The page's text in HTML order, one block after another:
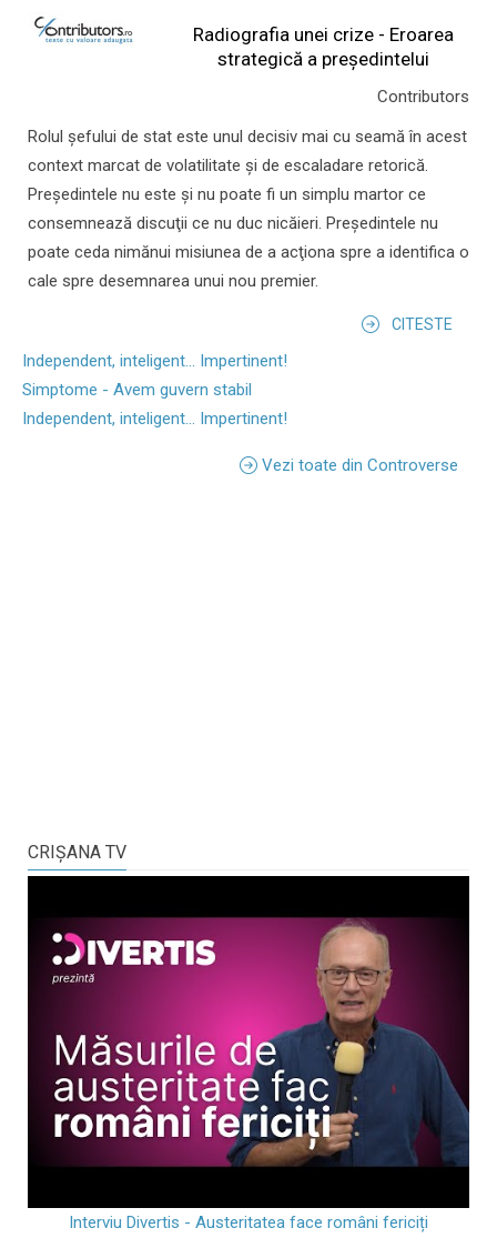
Radiografia unei crize - Eroarea
strategică a președintelui
Contributors
Rolul şefului de stat este unul decisiv mai cu seamă în acest
context marcat de volatilitate şi de escaladare retorică.
Preşedintele nu este şi nu poate fi un simplu martor ce
consemnează discuţii ce nu duc nicăieri. Preşedintele nu
poate ceda nimănui misiunea de a acţiona spre a identifica o
cale spre desemnarea unui nou premier.
CITESTE
Independent, inteligent... Impertinent!
Simptome - Avem guvern stabil
Independent, inteligent... Impertinent!
Vezi toate din Controverse
CRIŞANA TV
Interviu Divertis - Austeritatea face români fericiți